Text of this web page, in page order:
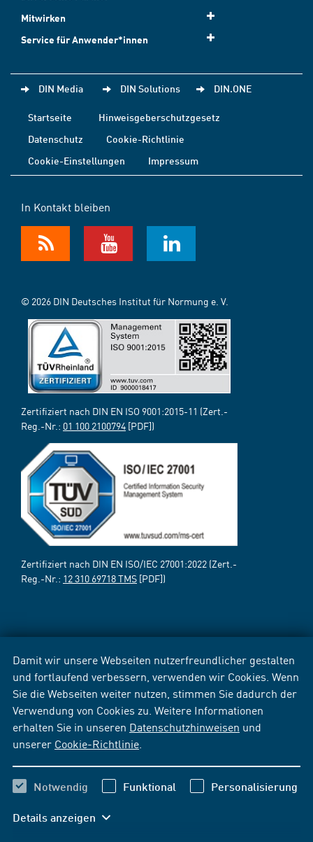
Damit wir unsere Webseiten nutzerfreundlicher gestalten
und fortlaufend verbessern, verwenden wir Cookies. Wenn
Sie die Webseiten weiter nutzen, stimmen Sie dadurch der
Verwendung von Cookies zu. Weitere Informationen
erhalten Sie in unseren Datenschutzhinweisen und
unserer Cookie-Richtlinie
Notwendig Funktional Personalisierung
Details anzeigen
Mitwirken
Service für Anwender*innen
DIN Media DIN Solutions DIN.ONE
Startseite
Hinweisgeberschutzgesetz
Datenschutz
Cookie-Richtlinie
Cookie-Einstellungen
Impressum
In Kontakt bleiben
© 2026 DIN Deutsches Institut für Normung e. V.
Zertifiziert nach DIN EN ISO 9001:2015-11 (Zert.-
Reg.-Nr.: 01 100 2100794 [PDF])
Zertifiziert nach DIN EN ISO/IEC 27001:2022 (Zert.-
Reg.-Nr.: 12 310 69718 TMS [PDF])